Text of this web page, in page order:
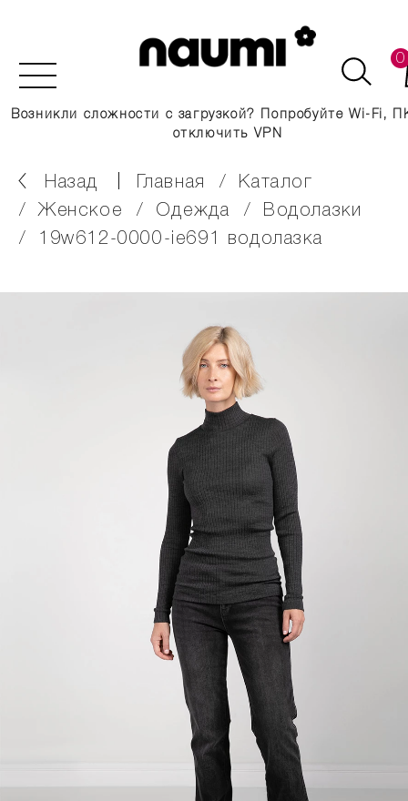
0
Возникли сложности с загрузкой? Попробуйте Wi-Fi,
отключить VPN
Назад главная
каталог
женское
одежда
водолазки
19w612-0000-ie691 водолазка